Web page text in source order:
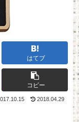
はてブ
コピー
2018.04.29